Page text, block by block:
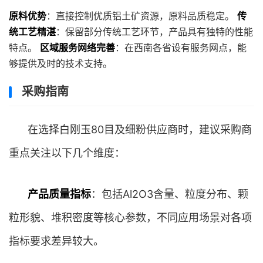
原料优势：直接控制优质铝土矿资源，原料品质稳定。 传
统工艺精湛：保留部分传统工艺环节，产品具有独特的性能
特点。
区域服务网络完善：在西南各省设有服务网点，能
够提供及时的技术支持。
采购指南
在选择白刚玉80目及细粉供应商时，建议采购商
重点关注以下几个维度：
产品质量指标：包括Al2O3含量、粒度分布、颗
粒形貌、堆积密度等核心参数，不同应用场景对各项
指标要求差异较大。